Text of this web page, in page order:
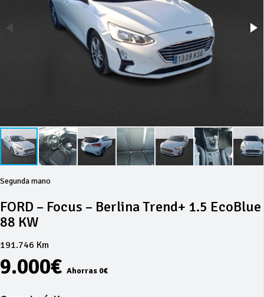
Segunda mano
FORD – Focus – Berlina Trend+ 1.5 EcoBlue
88 KW
191.746 Km
9.000€ Ahorras 0€